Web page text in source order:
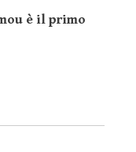
è il primo